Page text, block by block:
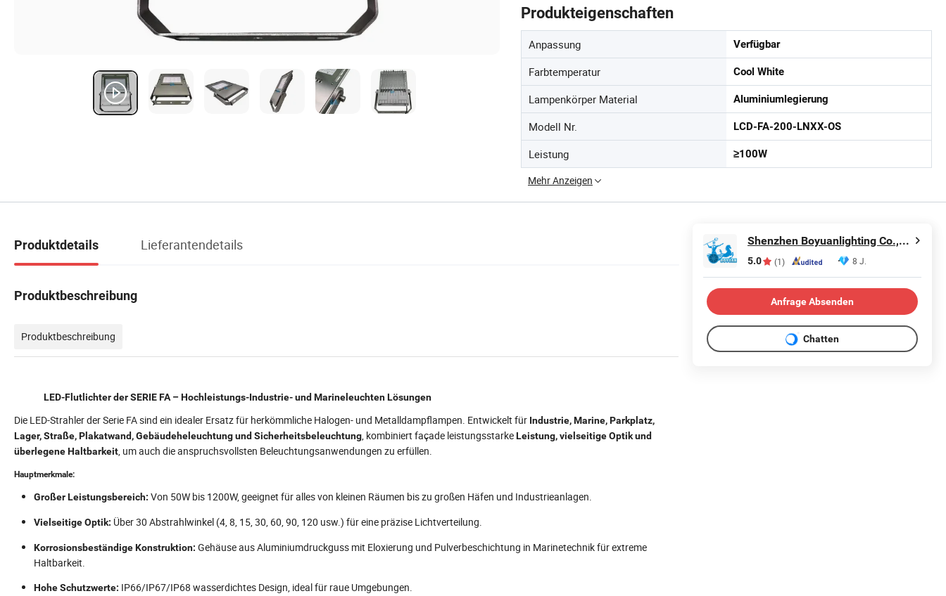
Produkteigenschaften
Anpassung Verfügbar
Farbtemperatur Cool White
Lampenkörper Material Aluminiumlegierung
Modell Nr. LCD-FA-200-LNXX-OS
Leistung ≥100W
Mehr Anzeigen
Produktdetails Lieferantendetails
Produktbeschreibung
Produktbeschreibung
LED-Flutlichter der SERIE FA – Hochleistungs-Industrie- und Marineleuchten Lösungen
Die LED-Strahler der Serie FA sind ein idealer Ersatz für herkömmliche Halogen- und Metalldampflampen. Entwickelt für Industrie, Marine, Parkplatz,
Lager, Straße, Plakatwand, Gebäudeheleuchtung und Sicherheitsbeleuchtung , kombiniert façade leistungsstarkeLeistung, vielseitige Optik und
überlegene Haltbarkeit , um auch die anspruchsvollsten Beleuchtungsanwendungen zu erfüllen.
Hauptmerkmale:
Großer Leistungsbereich: Von 50W bis 1200W, geeignet für alles von kleinen Räumen bis zu großen Häfen und Industrieanlagen.
Vielseitige Optik: Über 30 Abstrahlwinkel (4, 8, 15, 30, 60, 90, 120 usw.) für eine präzise Lichtverteilung.
Korrosionsbeständige Konstruktion: Gehäuse aus Aluminiumdruckguss mit Eloxierung und Pulverbeschichtung in Marinetechnik für extreme
Haltbarkeit.
Hohe Schutzwerte: IP66/IP67/IP68 wasserdichtes Design, ideal für raue Umgebungen.
Shenzhen Boyuanlighting Co.,Ltd.
5.0 (1) 8 J.
Anfrage Absenden
Chatten